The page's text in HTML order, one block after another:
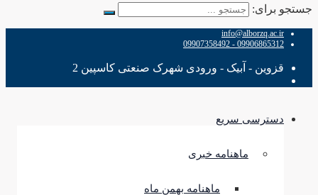
جستجو برای:
info@alborzq.ac.ir
09906865312 - 09907358492
قزوین - آبیک - ورودی شهرک صنعتی کاسپین 2
دسترسی سریع
ماهنامه خبری
ماهنامه بهمن ماه